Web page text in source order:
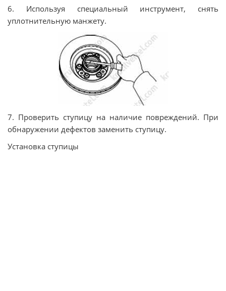
6. Используя специальный инструмент, снять
уплотнительную манжету.
7. Проверить ступицу на наличие повреждений. При
обнаружении дефектов заменить ступицу.
Установка ступицы